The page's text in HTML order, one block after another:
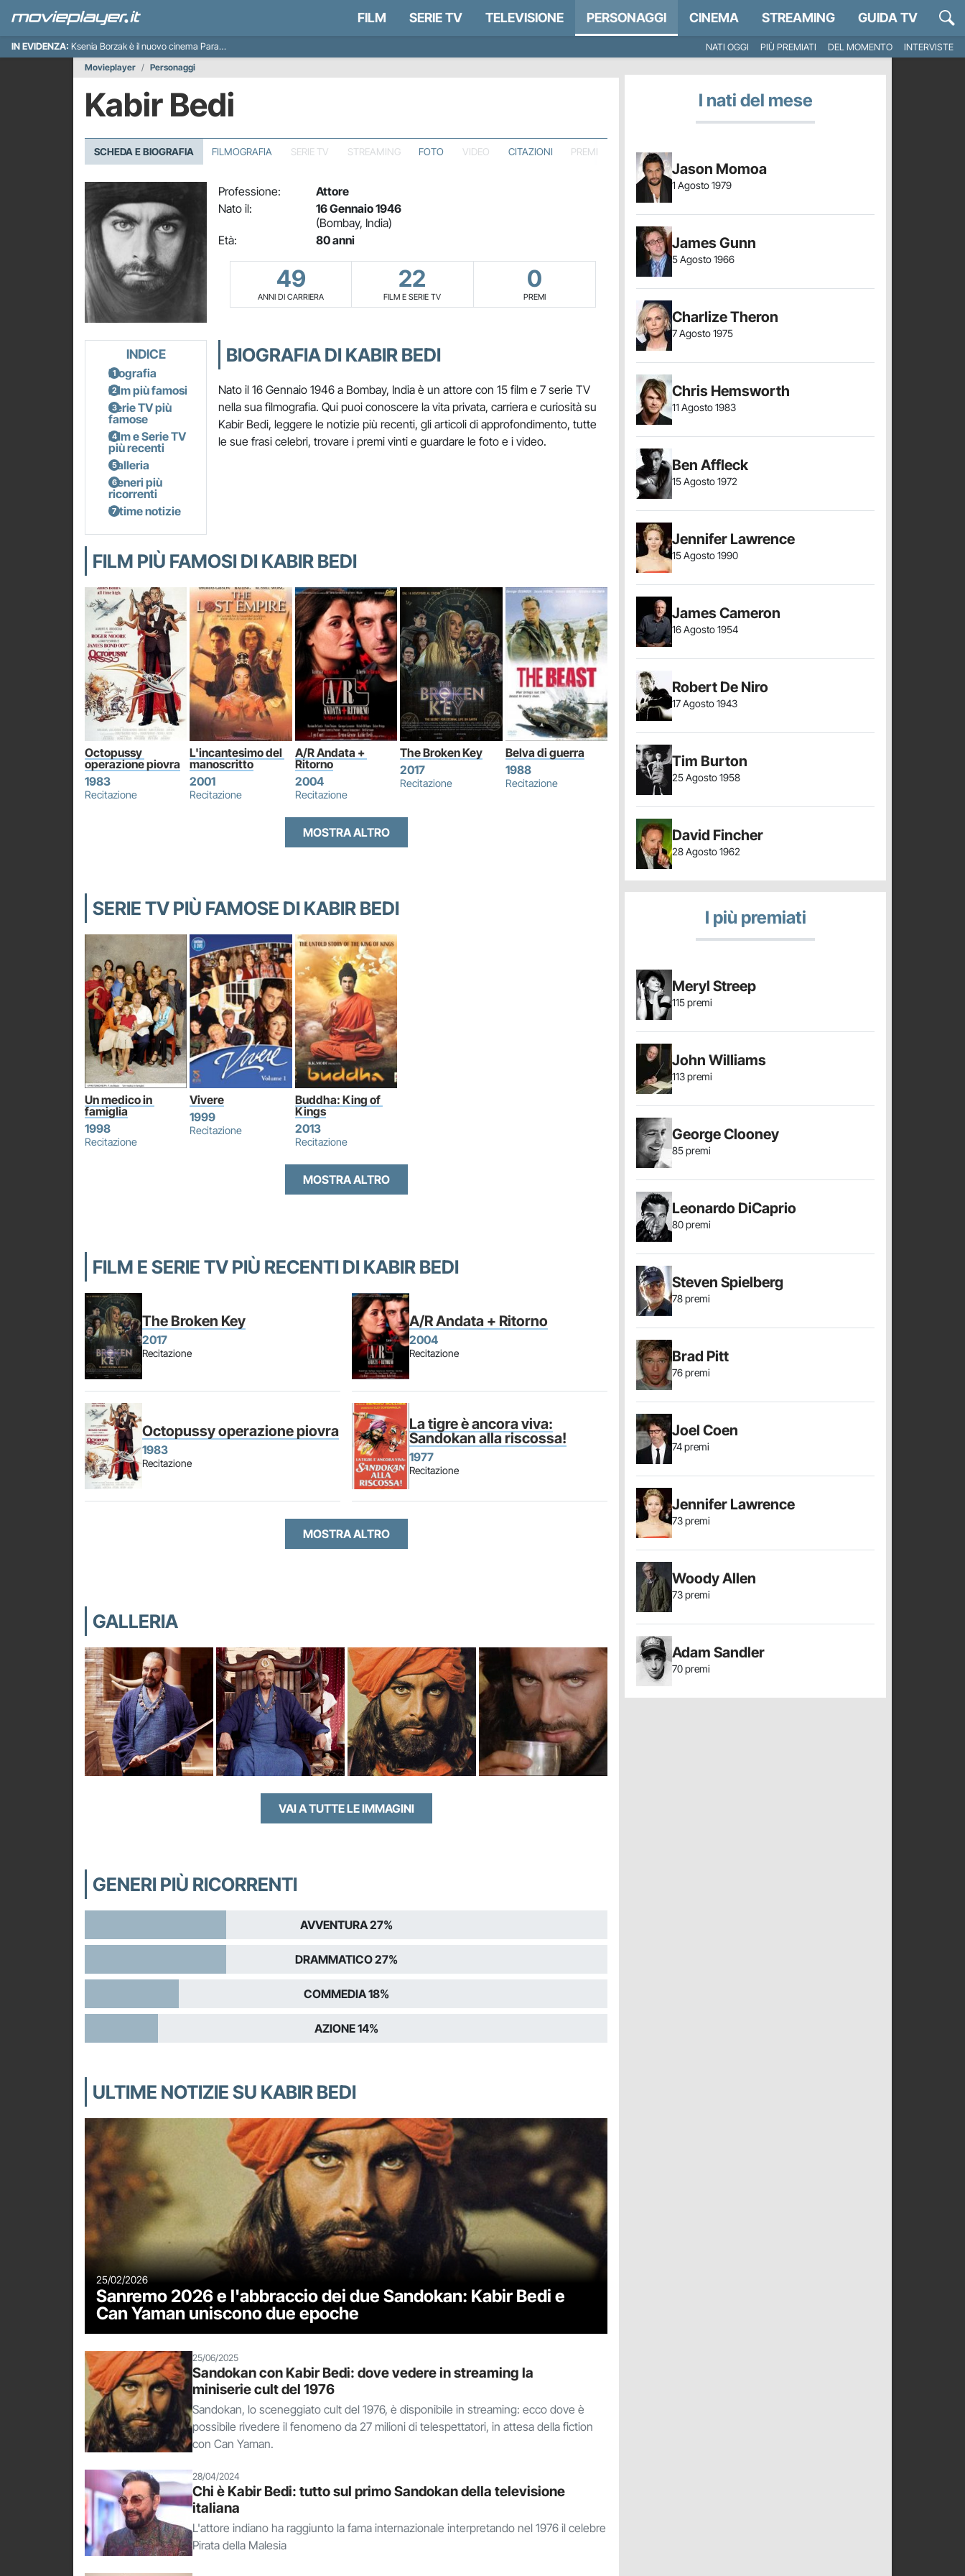
FILM SERIE TV TELEVISIONE PERSONAGGI CINEMA STREAMING GUIDA TV
IN EVIDENZA: Ksenia Borzak è il nuovo cinema Paradiso italiano NATI OGGI PIÙ PREMIATI DEL MOMENTO
INTERVISTE
Movieplayer
Personaggi
Kabir Bedi
SCHEDA E BIOGRAFIA FILMOGRAFIA SERIE TV STREAMING FOTO VIDEO CITAZIONI PREMI
Professione:
Attore
Nato il:
16 Gennaio 1946
(Bombay, India)
Età:
80 anni
49
ANNI DI CARRIERA
22
FILM E SERIE TV
0
PREMI
INDICE
Biografia
Film più famosi
Serie TV più
famose
Film e Serie TV
più recenti
Galleria
Generi più
ricorrenti
Ultime notizie
BIOGRAFIA DI KABIR BEDI
Nato il 16 Gennaio 1946 a Bombay, India è un attore con 15 film e 7 serie TV
nella sua filmografia. Qui puoi conoscere la vita privata, carriera e curiosità su
Kabir Bedi, leggere le notizie più recenti, gli articoli di approfondimento, tutte
le sue frasi celebri, trovare i premi vinti e guardare le foto e i video.
FILM PIÙ FAMOSI DI KABIR BEDI
Octopussy
operazione piovra
1983
Recitazione
L'incantesimo del
manoscritto
2001
Recitazione
A/R Andata +
Ritorno
2004
Recitazione
The Broken Key
2017
Recitazione
Belva di guerra
1988
Recitazione
MOSTRA ALTRO
SERIE TV PIÙ FAMOSE DI KABIR BEDI
Un medico in
famiglia
1998
Recitazione
Vivere
1999
Recitazione
Buddha: King of
Kings
2013
Recitazione
MOSTRA ALTRO
FILM E SERIE TV PIÙ RECENTI DI KABIR BEDI
The Broken Key
2017
Recitazione
A/R Andata + Ritorno
2004
Recitazione
Octopussy operazione piovra
1983
Recitazione
La tigre è ancora viva:
Sandokan alla riscossa!
1977
Recitazione
MOSTRA ALTRO
GALLERIA
VAI A TUTTE LE IMMAGINI
GENERI PIÙ RICORRENTI
AVVENTURA 27%
DRAMMATICO 27%
COMMEDIA 18%
AZIONE 14%
ULTIME NOTIZIE SU KABIR BEDI
25/02/2026
Sanremo 2026 e l'abbraccio dei due Sandokan: Kabir Bedi e
Can Yaman uniscono due epoche
25/06/2025
Sandokan con Kabir Bedi: dove vedere in streaming la
miniserie cult del 1976
Sandokan, lo sceneggiato cult del 1976, è disponibile in streaming: ecco dove è
possibile rivedere il fenomeno da 27 milioni di telespettatori, in attesa della fiction
con Can Yaman.
28/04/2024
Chi è Kabir Bedi: tutto sul primo Sandokan della televisione
italiana
L'attore indiano ha raggiunto la fama internazionale interpretando nel 1976 il celebre
Pirata della Malesia
I nati del mese
Jason Momoa
1 Agosto 1979
James Gunn
5 Agosto 1966
Charlize Theron
7 Agosto 1975
Chris Hemsworth
11 Agosto 1983
Ben Affleck
15 Agosto 1972
Jennifer Lawrence
15 Agosto 1990
James Cameron
16 Agosto 1954
Robert De Niro
17 Agosto 1943
Tim Burton
25 Agosto 1958
David Fincher
28 Agosto 1962
I più premiati
Meryl Streep
115 premi
John Williams
113 premi
George Clooney
85 premi
Leonardo DiCaprio
80 premi
Steven Spielberg
78 premi
Brad Pitt
76 premi
Joel Coen
74 premi
Jennifer Lawrence
73 premi
Woody Allen
73 premi
Adam Sandler
70 premi